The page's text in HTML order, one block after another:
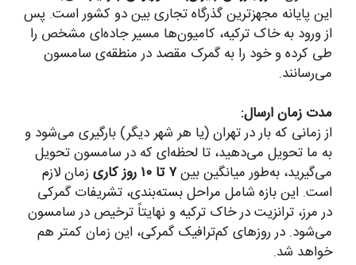
این پایانه مجهزترین گذرگاه تجاری بین دو کشور است. پس
از ورود به خاک ترکیه، کامیون‌ها مسیر جاده‌ای مشخص را
طی کرده و خود را به گمرک مقصد در منطقه‌ی سامسون
می‌رسانند.
مدت زمان ارسال:
از زمانی که بار در تهران (یا هر شهر دیگر) بارگیری می‌شود و
به ما تحویل می‌دهید، تا لحظه‌ای که در سامسون تحویل
می‌گیرید، به‌طور میانگین بین۷ تا ۱۰ روز کاری
زمان لازم
است. این بازه شامل مراحل بسته‌بندی، تشریفات گمرکی
در مرز، ترانزیت در خاک ترکیه و نهایتاً ترخیص در سامسون
می‌شود. در روزهای کم‌ترافیک گمرکی، این زمان کمتر هم
خواهد شد.